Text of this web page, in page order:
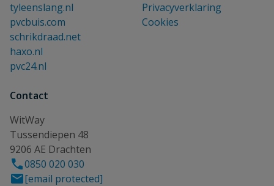
tyleenslang.nl
pvcbuis.com
schrikdraad.net
haxo.nl
pvc24.nl
Privacyverklaring
Cookies
Contact
WitWay
Tussendiepen 48
9206 AE Drachten
0850 020 030
[email protected]